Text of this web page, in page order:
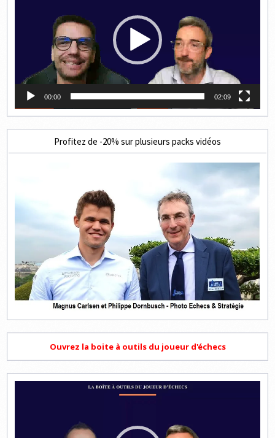
00:00 02:09
Profitez de -20% sur plusieurs packs vidéos
Ouvrez la boite à outils du joueur d'échecs